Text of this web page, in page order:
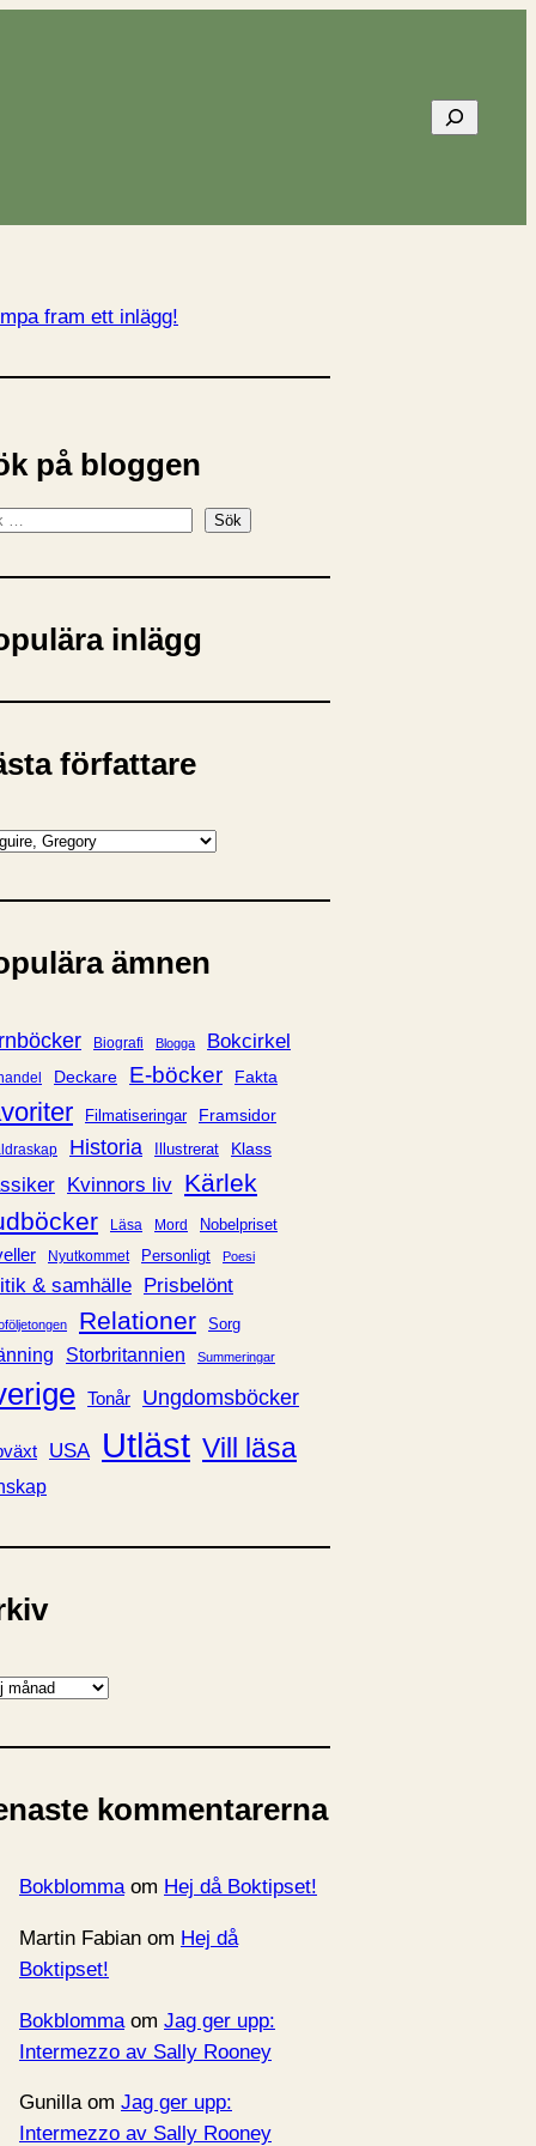
Sök
fram ett inlägg!
på bloggen
Sök
inlägg
författare
ämnen
Biografi Blogga Bokcirkel
Deckare E-böcker Fakta
Filmatiseringar Framsidor
Historia Illustrerat Klass
Kvinnors liv Kärlek
Läsa Mord Nobelpriset
Nyutkommet Personligt Poesi
& samhälle Prisbelönt
Relationer Sorg
Storbritannien Summeringar
Tonår Ungdomsböcker
USA Utläst Vill läsa
kommentarerna
Bokblommaom Hej då Boktipset!
Martin Fabian om Hej då
Boktipset!
Bokblomma om Jag ger upp:
Intermezzo av Sally Rooney
Gunillaom Jag ger upp:
Intermezzo av Sally Rooney